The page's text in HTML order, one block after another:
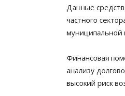
Данные
частного
муниципальной
Финансовая
анализу
высокий риск